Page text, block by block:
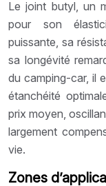
Le joint butyl, un
pour son
puissante, sa
sa longévité
du camping-car, il
étanchéité
prix moyen,
largement
vie.
Zones